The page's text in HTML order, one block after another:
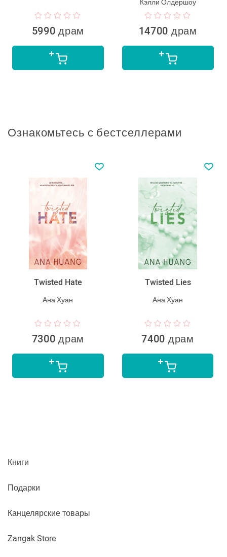
5990 драм
Кэлли Олдершоу
14700 драм
Ознакомьтесь с бестселлерами
Twisted Hate
Ана Хуан
7300 драм
Twisted Lies
Ана Хуан
7400 драм
Книги
Подарки
Канцелярские товары
Zangak Store